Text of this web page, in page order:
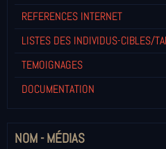
REFERENCES INTERNET
LISTES DES INDIVIDUS-CIBLES/
TEMOIGNAGES
DOCUMENTATION
NOM - MÉDIAS